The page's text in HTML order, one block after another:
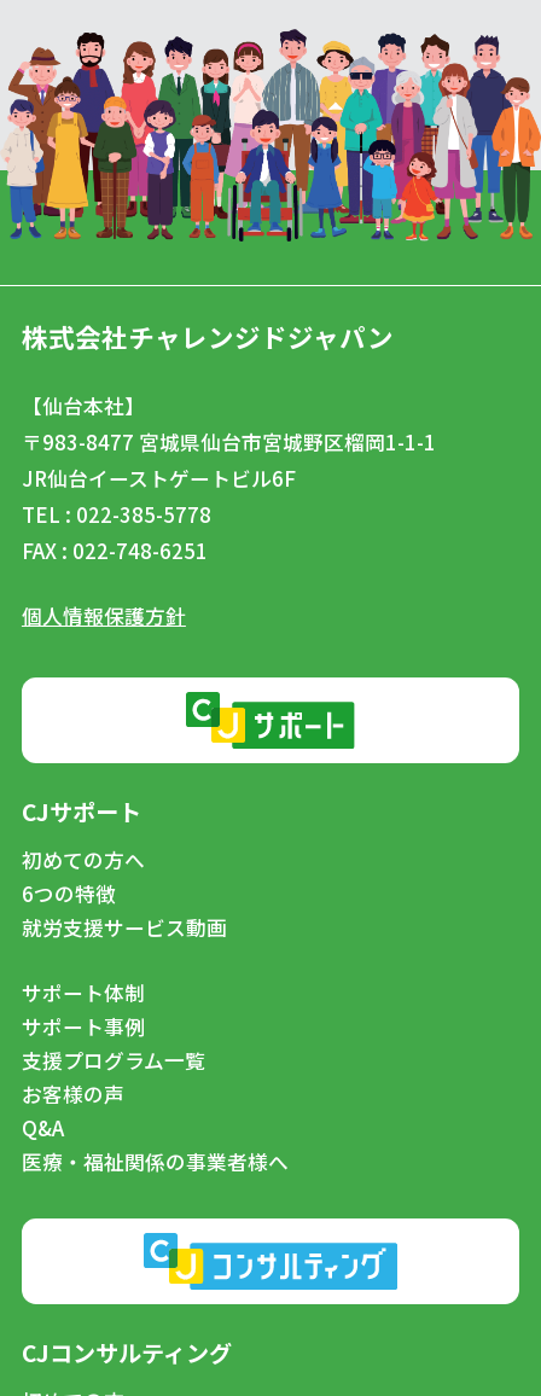
株式会社チャレンジドジャパン
【仙台本社】
〒983-8477 宮城県仙台市宮城野区榴岡1-1-1
JR仙台イーストゲートビル6F
TEL : 022-385-5778
FAX : 022-748-6251
個人情報保護方針
CJサポート
初めての方へ
6つの特徴
就労支援サービス動画
サポート体制
サポート事例
支援プログラム一覧
お客様の声
Q&A
医療・福祉関係の事業者様へ
CJコンサルティング